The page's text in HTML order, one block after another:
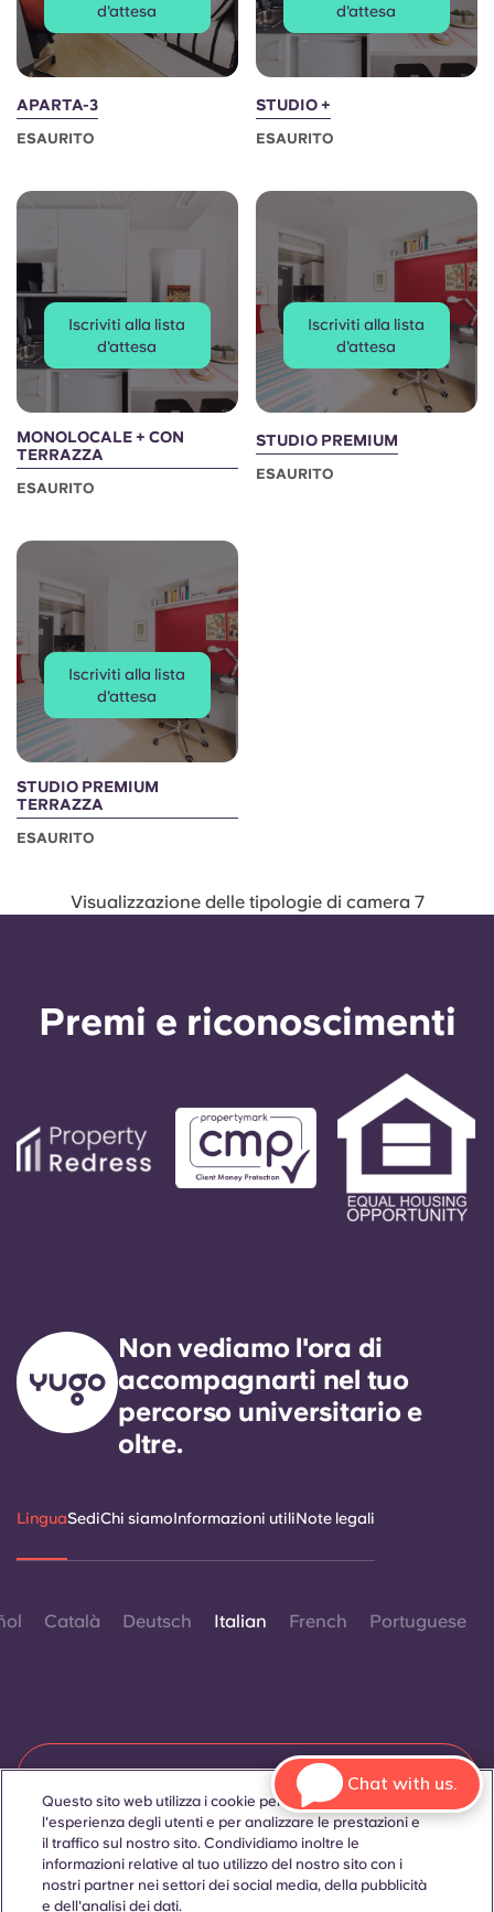
d'attesa
APARTA-3
ESAURITO
d'attesa
STUDIO +
ESAURITO
Iscriviti alla lista
d'attesa
MONOLOCALE + CON
TERRAZZA
ESAURITO
Iscriviti alla lista
d'attesa
STUDIO PREMIUM
ESAURITO
Iscriviti alla lista
d'attesa
STUDIO PREMIUM
TERRAZZA
ESAURITO
Visualizzazione delle tipologie di camera 7
Premi e riconoscimenti
Non vediamo l'ora di
accompagnarti nel tuo
percorso universitario e
oltre.
LinguaSediChi siamoInformazioni utiliNote legali
Català Deutsch Italian French Portuguese
Contattaci
© 2026. Tutti i diritti riservati.
Laddove in questo sito web compaiano termini che indicano
un genere specifico, essi sono intesi come applicabili a tutti,
Questo sito web utilizza i cookie per migliorare
l'esperienza degli utenti e per analizzare le prestazioni e
il traffico sul nostro sito. Condividiamo inoltre le
informazioni relative al tuo utilizzo del nostro sito con i
nostri partner nei settori dei social media, della pubblicità
e dell'analisi dei dati.
Chat with us.